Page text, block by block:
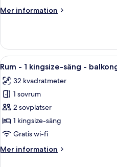
sängar
Mer information
Mer
-
queensize-
(High
Floor)
Öppna
alla
foton
för
Rum
-
1
säng
6
Rum - 1 kingsize-säng -
32 kvadratmeter
1 sovrum
2 sovplatser
1 kingsize-säng
Gratis wi-fi
Mer information
Mer